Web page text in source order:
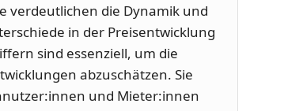
verdeutlichen die Dynamik und
in der Preisentwicklung
sind essenziell, um die
abzuschätzen. Sie
und Mieter:innen